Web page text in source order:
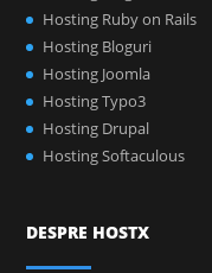
Hosting Ruby on Rails
Hosting Bloguri
Hosting Joomla
Hosting Typo3
Hosting Drupal
Hosting Softaculous
DESPRE HOSTX